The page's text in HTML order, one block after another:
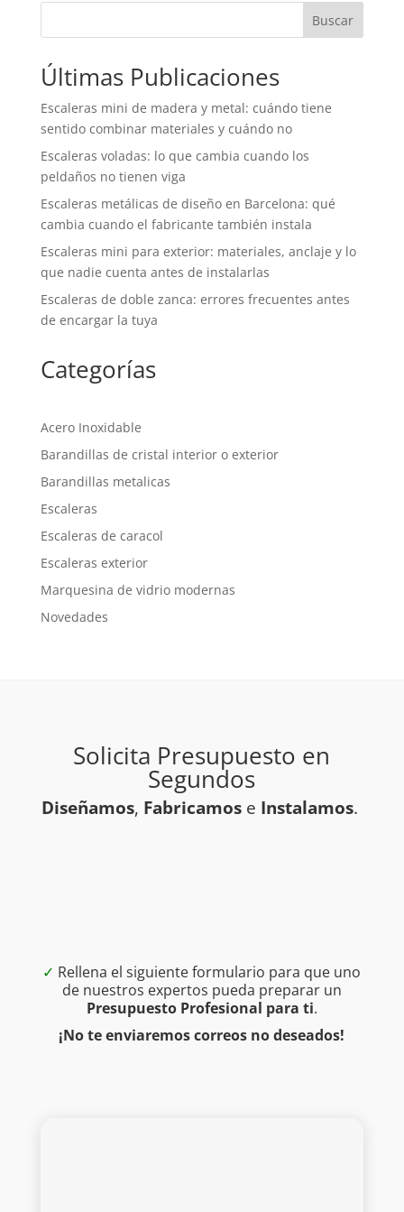
Buscar
Últimas Publicaciones
Escaleras mini de madera y metal: cuándo tiene
sentido combinar materiales y cuándo no
Escaleras voladas: lo que cambia cuando los
peldaños no tienen viga
Escaleras metálicas de diseño en Barcelona: qué
cambia cuando el fabricante también instala
Escaleras mini para exterior: materiales, anclaje y lo
que nadie cuenta antes de instalarlas
Escaleras de doble zanca: errores frecuentes antes
de encargar la tuya
Categorías
Acero Inoxidable
Barandillas de cristal interior o exterior
Barandillas metalicas
Escaleras
Escaleras de caracol
Escaleras exterior
Marquesina de vidrio modernas
Novedades
Solicita Presupuesto en
Segundos
Diseñamos, Fabricamos e Instalamos.
✓ Rellena el siguiente formulario para que uno
de nuestros expertos pueda preparar un
Presupuesto Profesional para ti.
¡No te enviaremos correos no deseados!